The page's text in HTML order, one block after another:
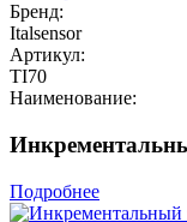
Бренд:
Italsensor
Артикул:
TI70
Наименование:
Подробнее